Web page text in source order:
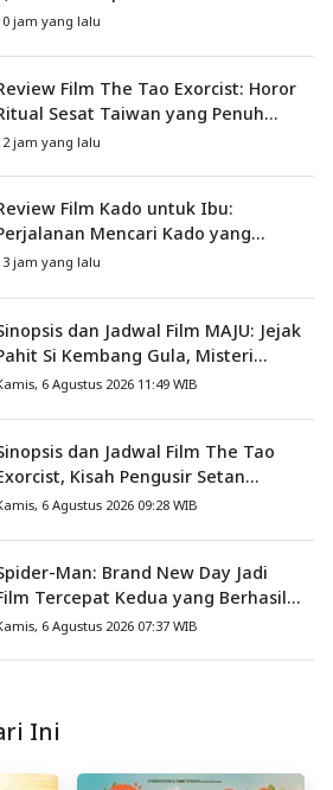
jam yang lalu
Film The Tao Exorcist: Horor
Sesat Taiwan yang Penuh
dan Teror Psikologis
jam yang lalu
Film Kado untuk Ibu:
Mencari Kado yang
Arti Keluarga
jam yang lalu
dan Jadwal Film MAJU: Jejak
Si Kembang Gula, Misteri
Bagas di Lokasi Jambore
6 Agustus 2026 11:49 WIB
dan Jadwal Film The Tao
Kisah Pengusir Setan
Kutukan Mematikan
6 Agustus 2026 09:28 WIB
Man: Brand New Day Jadi
Tercepat Kedua yang Berhasil
US$1 Miliar
6 Agustus 2026 07:37 WIB
Ini